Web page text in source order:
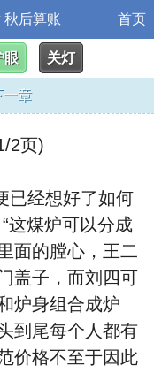
秋后算账 首页
眼 关灯
一章
2页)
经想好了如何
这煤炉可以分成
面的膛心，王二
盖子，而刘四可
炉身组合成炉
到尾每个人都有
价格不至于因此